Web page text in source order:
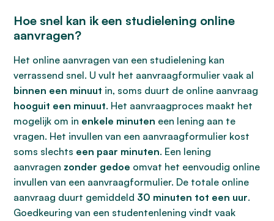
Hoe snel kan ik een studielening online
aanvragen?
Het online aanvragen van een studielening kan
verrassend snel. U vult het aanvraagformulier vaak al
binnen een minuut in, soms duurt de online aanvraag
hooguit een minuut. Het aanvraagproces maakt het
mogelijk om in enkele minuten een lening aan te
vragen. Het invullen van een aanvraagformulier kost
soms slechts een paar minuten. Een lening
aanvragen zonder gedoe omvat het eenvoudig online
invullen van een aanvraagformulier. De totale online
aanvraag duurt gemiddeld 30 minuten tot een uur.
Goedkeuring van een studentenlening vindt vaak